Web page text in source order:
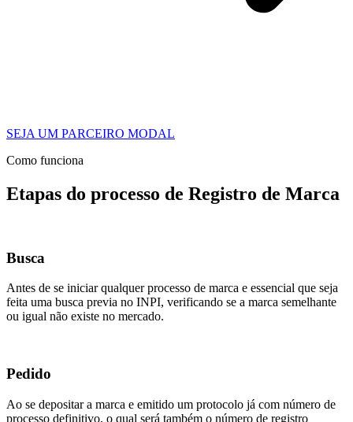
SEJA UM PARCEIRO MODAL
Como funciona
Etapas do processo de Registro de Marca
Busca
Antes de se iniciar qualquer processo de marca e essencial que seja
feita uma busca previa no INPI, verificando se a marca semelhante
ou igual não existe no mercado.
Pedido
Ao se depositar a marca e emitido um protocolo já com número de
processo definitivo, o qual será também o número de registro